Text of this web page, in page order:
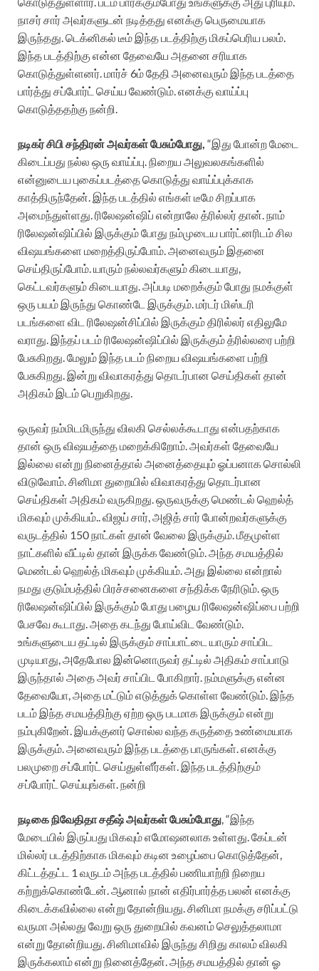
நாசர் சார் அவர்களுடன் நடித்தது எனக்கு பெருமையாக
இருந்தது. டெக்னிகல் டீம் இந்த படத்திற்கு மிகப்பெரிய பலம்.
இந்த படத்திற்கு என்ன தேவையே அதனை சரியாக
கொடுத்துள்ளனர். மார்ச் 6ம் தேதி அனைவரும் இந்த படத்தை
பார்த்து சப்போர்ட் செய்ய வேண்டும். எனக்கு வாய்ப்பு
கொடுத்ததற்கு நன்றி.
நடிகர் சிபி சந்திரன் அவர்கள் பேசும்போது, “இது போன்ற மேடை
கிடைப்பது நல்ல ஒரு வாய்ப்பு. நிறைய அலுவலகங்களில்
என்னுடைய புகைப்படத்தை கொடுத்து வாய்ப்புக்காக
காத்திருந்தேன். இந்த படத்தில் எங்கள் டீமே சிறப்பாக
அமைந்துள்ளது. ரிலேஷன்ஷிப் என்றாலே த்ரில்லர் தான். நாம்
ரிலேஷன்ஷிப்பில் இருக்கும் போது நம்முடைய பார்ட்னரிடம் சில
விஷயங்களை மறைத்திருப்போம். அனைவரும் இதனை
செய்திருப்போம். யாரும் நல்லவர்களும் கிடையாது,
கெட்டவர்களும் கிடையாது. அப்படி மறைக்கும் போது நமக்குள்
ஒரு பயம் இருந்து கொண்டே இருக்கும். மர்டர் மிஸ்டரி
படங்களை விட ரிலேஷன்சிப்பில் இருக்கும் திரில்லர் எதிலுமே
வராது. இந்தப் படம் ரிலேஷன்ஷிப்பில் இருக்கும் த்ரில்லரை பற்றி
பேசுகிறது. மேலும் இந்த படம் நிறைய விஷயங்களை பற்றி
பேசுகிறது. இன்று விவாகரத்து தொடர்பான செய்திகள் தான்
அதிகம் இடம் பெறுகிறது.
ஒருவர் நம்மிடமிருந்து விலகி செல்லக்கூடாது என்பதற்காக
தான் ஒரு விஷயத்தை மறைக்கிறோம். அவர்கள் தேவையே
இல்லை என்று நினைத்தால் அனைத்தையும் ஓப்பனாக சொல்லி
விடுவோம். சினிமா துறையில் விவாகரத்து தொடர்பான
செய்திகள் அதிகம் வருகிறது. ஒருவருக்கு மெண்டல் ஹெல்த்
மிகவும் முக்கியம்.. விஜய் சார், அஜித் சார் போன்றவர்களுக்கு
வருடத்தில் 150 நாட்கள் தான் வேலை இருக்கும். மீதமுள்ள
நாட்களில் வீட்டில் தான் இருக்க வேண்டும். அந்த சமயத்தில்
மெண்டல் ஹெல்த் மிகவும் முக்கியம். அது இல்லை என்றால்
நமது குடும்பத்தில் பிரச்சனைகளை சந்திக்க நேரிடும். ஒரு
ரிலேஷன்ஷிப்பில் இருக்கும் போது பழைய ரிலேஷன்ஷிப்பை பற்றி
பேசவே கூடாது. அதை கடந்து போய்விட வேண்டும்.
உங்களுடைய தட்டில் இருக்கும் சாப்பாட்டை யாரும் சாப்பிட
முடியாது, அதேபோல இன்னொருவர் தட்டில் அதிகம் சாப்பாடு
இருந்தால் அதை அவர் சாப்பிட போகிறார். நம்மளுக்கு என்ன
தேவையோ, அதை மட்டும் எடுத்துக் கொள்ள வேண்டும். இந்த
படம் இந்த சமயத்திற்கு ஏற்ற ஒரு படமாக இருக்கும் என்று
நம்புகிறேன். இயக்குனர் சொல்ல வந்த கருத்தை உண்மையாக
இருக்கும். அனைவரும் இந்த படத்தை பாருங்கள். எனக்கு
பலமுறை சப்போர்ட் செய்துள்ளீர்கள். இந்த படத்திற்கும்
சப்போர்ட் செய்யுங்கள். நன்றி
நடிகை நிவேதிதா சதீஷ் அவர்கள் பேசும்போது, “இந்த
மேடையில் இருப்பது மிகவும் எமோஷனலாக உள்ளது. கேப்டன்
மில்லர் படத்திற்காக மிகவும் கடின உழைப்பை கொடுத்தேன்,
கிட்டத்தட்ட 1 வருடம் அந்த படத்தில் பணியாற்றி நிறைய
கற்றுக்கொண்டேன். ஆனால் நான் எதிர்பார்த்த பலன் எனக்கு
கிடைக்கவில்லை என்று தோன்றியது. சினிமா நமக்கு சரிப்பட்டு
வருமா அல்லது வேறு ஒரு துறையில் கவனம் செலுத்தலாமா
என்று தோன்றியது. சினிமாவில் இருந்து சிறிது காலம் விலகி
இருக்கலாம் என்று நினைத்தேன். அந்த சமயத்தில் தான் ஓ